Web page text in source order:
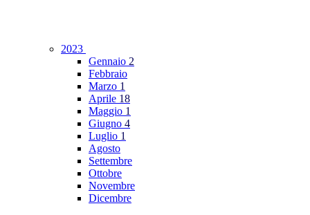
2023
Gennaio 2
Febbraio
Marzo 1
Aprile 18
Maggio 1
Giugno 4
Luglio 1
Agosto
Settembre
Ottobre
Novembre
Dicembre